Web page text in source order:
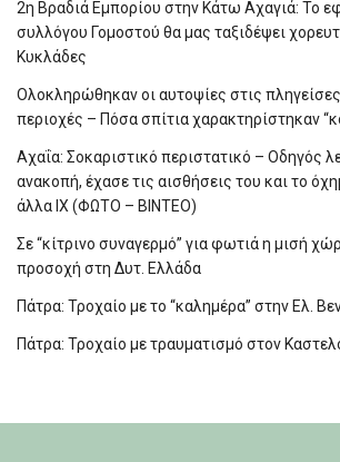
2η Βραδιά Εμπορίου στην Κάτω Αχαγιά: Το
συλλόγου Γομοστού θα μας ταξιδέψει
Κυκλάδες
Ολοκληρώθηκαν οι αυτοψίες στις
περιοχές – Πόσα σπίτια χαρακτηρίστηκαν
Αχαΐα: Σοκαριστικό περιστατικό – Οδηγός
ανακοπή, έχασε τις αισθήσεις του και το
άλλα ΙΧ (ΦΩΤΟ – ΒΙΝΤΕΟ)
Σε “κίτρινο συναγερμό” για φωτιά η μισή
προσοχή στη Δυτ. Ελλάδα
Πάτρα: Τροχαίο με το “καλημέρα” στην Ελ.
Πάτρα: Τροχαίο με τραυματισμό στον